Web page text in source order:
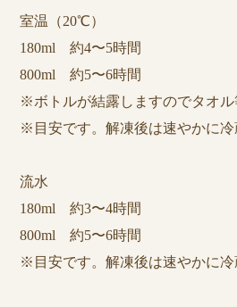
室温（20℃）
180ml 約4〜5時間
800ml 約5〜6時間
※ボトルが結露しますのでタオル
※目安です。解凍後は速やかに冷
流水
180ml 約3〜4時間
800ml 約5〜6時間
※目安です。解凍後は速やかに冷